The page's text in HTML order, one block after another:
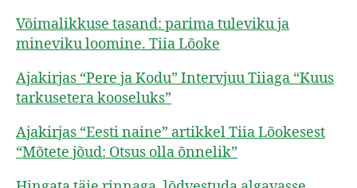
Võimalikkuse tasand: parima tuleviku ja
mineviku loomine. Tiia Lõoke
Ajakirjas “Pere ja Kodu” Intervjuu Tiiaga “Kuus
tarkusetera kooseluks”
Ajakirjas “Eesti naine” artikkel Tiia Lõokesest
“Mõtete jõud: Otsus olla õnnelik”